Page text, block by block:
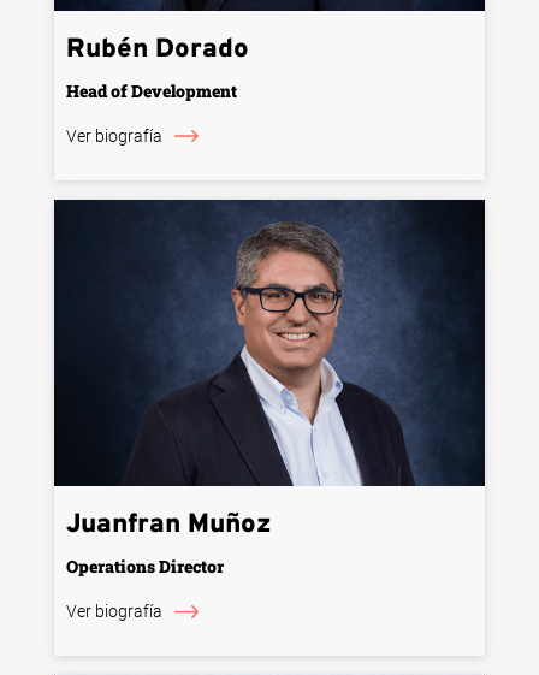
Rubén Dorado
Head of Development
Ver biografía
Juanfran Muñoz
Operations Director
Ver biografía